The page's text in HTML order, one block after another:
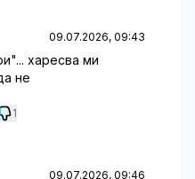
09.07.2026, 09:43
харесва ми
не
1
09.07.2026, 09:46